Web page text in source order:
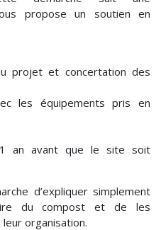
propose un soutien en
projet et concertation des
les équipements pris en
an avant que le site soit
d’expliquer simplement
du compost et de les
organisation.